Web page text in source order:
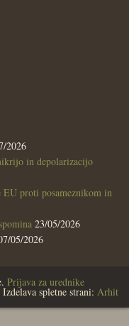
2026
in depolarizacijo
EU proti posameznikom in
23/05/2026
05/2026
Prijava za urednike
Izdelava spletne strani: Arhit